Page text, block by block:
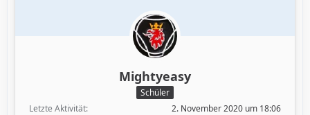
Mightyeasy
Schüler
Letzte Aktivität
2. November 2020 um 18:06